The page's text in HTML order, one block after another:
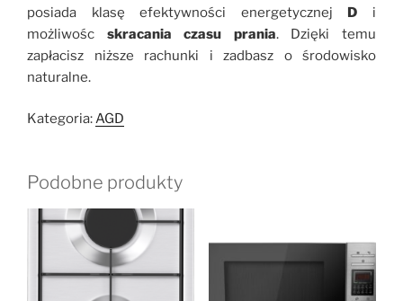
posiada klasę efektywności energetycznej D i
możliwośc skracania czasu prania. Dzięki temu
zapłacisz niższe rachunki i zadbasz o środowisko
naturalne.
Kategoria:AGD
Podobne produkty